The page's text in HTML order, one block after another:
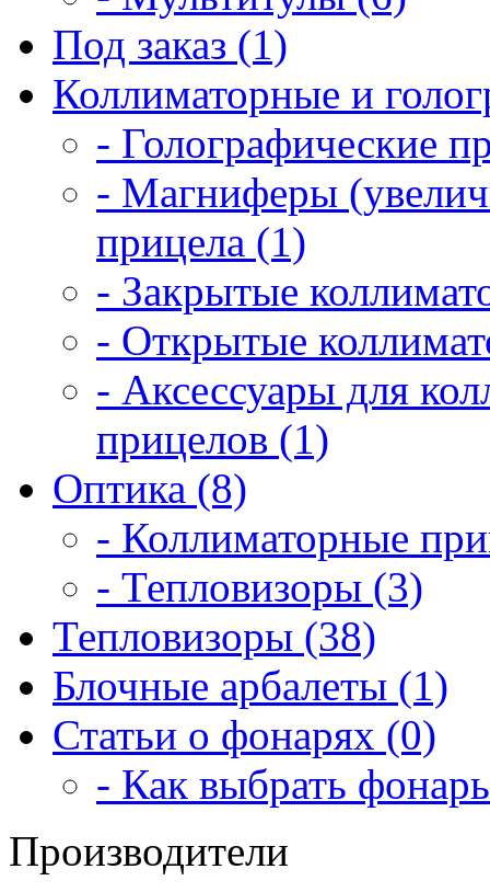
Под заказ (1)
Коллиматорные и
- Голографические
- Магниферы
прицела (1)
- Закрытые
- Открытые
- Аксессуары для
прицелов (1)
Оптика (8)
- Коллиматорные
- Тепловизоры (3)
Тепловизоры (38)
Блочные арбалеты (1)
Статьи о фонарях (0)
- Как выбрать
Производители